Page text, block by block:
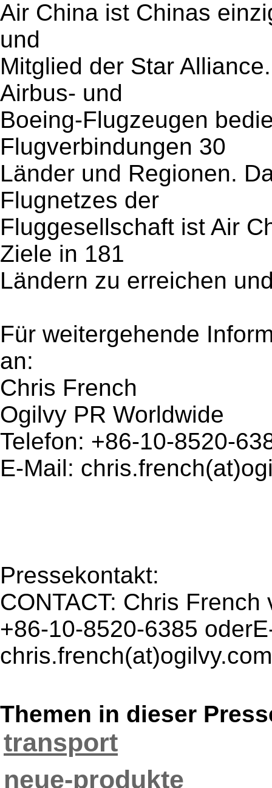
Air China ist Chinas
und
Mitglied der Star
Airbus- und
Boeing-Flugzeugen
Flugverbindungen 30
Länder und Regionen.
Flugnetzes der
Fluggesellschaft ist Air
Ziele in 181
Ländern zu erreichen
Für weitergehende
an:
Chris French
Ogilvy PR Worldwide
Telefon: +86-10-8520-
E-Mail:
Pressekontakt:
CONTACT: Chris
+86-10-8520-6385
chris.french(at)ogilvy.com
Themen in dieser
transport
neue-produkte